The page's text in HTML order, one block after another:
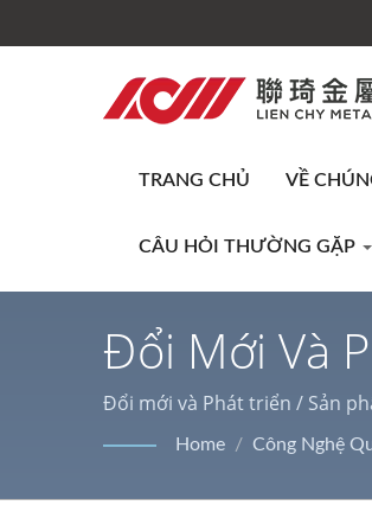
TRANG CHỦ VỀ
CÂU HỎI THƯỜNG GẶP
Đổi Mới Và
LIENCHY
Đổi mới và Phát triển / Sản
phù hợp cho nhiều trang trí
Home / Công Nghệ